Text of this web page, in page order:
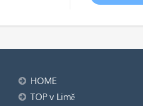
S/
je:
S/
HOME
TOP v Limě